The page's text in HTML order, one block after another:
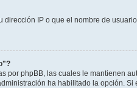
IP o que el nombre de
por phpBB, las cuales le mantienen
ha habilitado la opción.